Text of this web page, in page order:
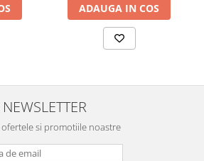
ADAUGA IN COS
NEWSLETTER
ofertele si promotiile noastre